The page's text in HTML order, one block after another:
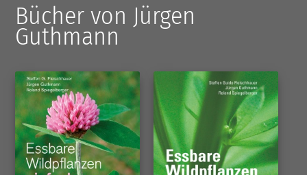
Bücher von Jürgen
Guthmann